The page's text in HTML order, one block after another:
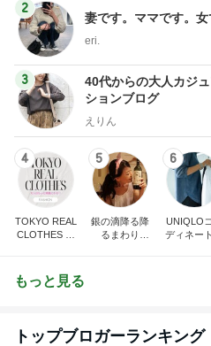
2
妻です。ママです。女
eri.
3
40代からの大人カジ
ションブログ
えりん
4
TOKYO REAL
CLOTHES 大
5
銀の滴降る降
るまわり
6
UNIQLO
ディネート
もっと見る
トップブロガーランキング